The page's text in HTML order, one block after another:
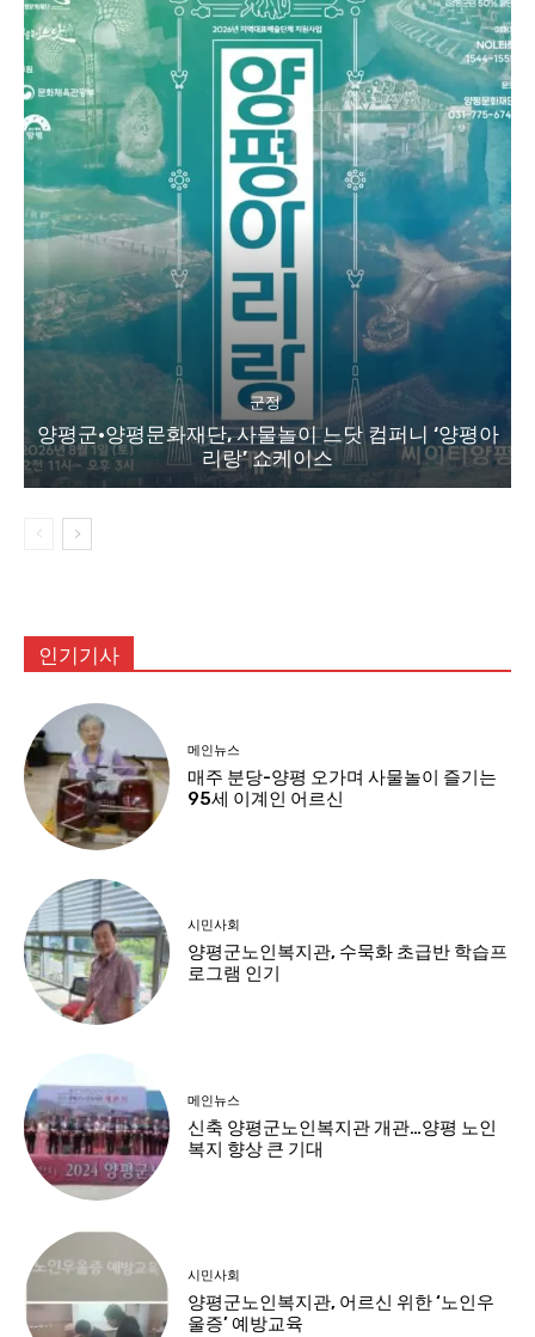
군정
양평군·양평문화재단, 사물놀이 느닷 컴퍼니 ‘양평아
리랑’ 쇼케이스
인기기사
메인뉴스
매주 분당-양평 오가며 사물놀이 즐기는
95세 이계인 어르신
시민사회
양평군노인복지관, 수묵화 초급반 학습프
로그램 인기
메인뉴스
신축 양평군노인복지관 개관…양평 노인
복지 향상 큰 기대
시민사회
양평군노인복지관, 어르신 위한 ‘노인우
울증’ 예방교육